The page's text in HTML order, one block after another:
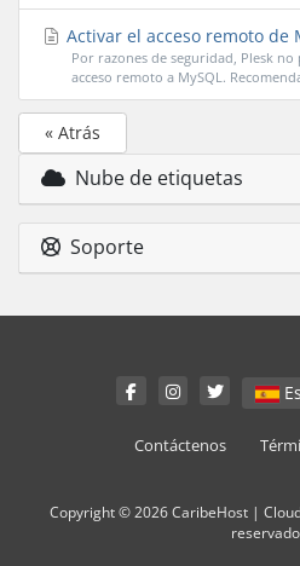
Activar el acceso remoto de
Por razones de seguridad, Plesk
acceso remoto a MySQL.
« Atrás
Nube de etiquetas
Soporte
Contáctenos
Copyright © 2026 CaribeHost |